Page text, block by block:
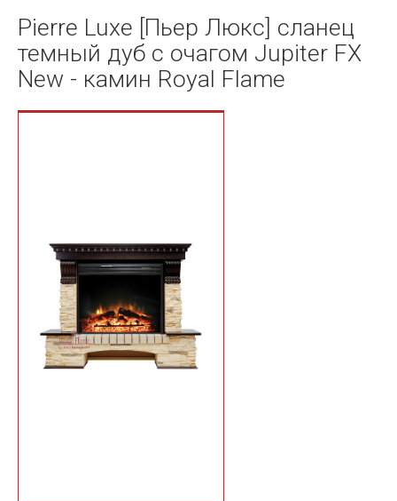
Pierre Luxe [Пьер Люкс] сланец
темный дуб с очагом Jupiter FX
New - камин Royal Flame